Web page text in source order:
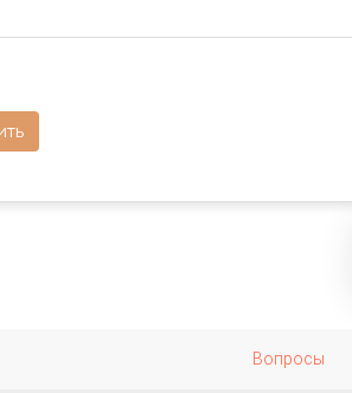
Вопросы